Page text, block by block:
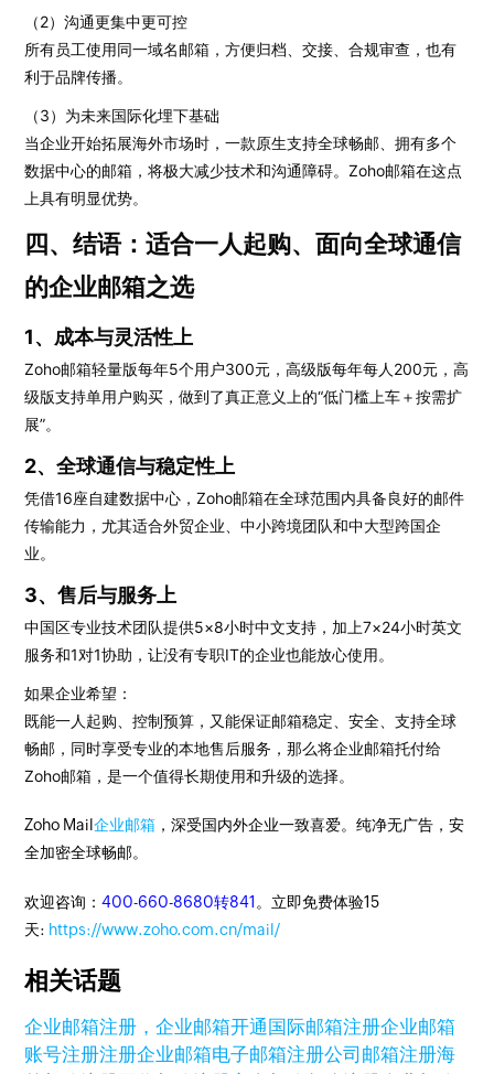
（2）沟通更集中更可控
所有员工使用同一域名邮箱，方便归档、交接、合规审查，也有
利于品牌传播。
（3）为未来国际化埋下基础
当企业开始拓展海外市场时，一款原生支持全球畅邮、拥有多个
数据中心的邮箱，将极大减少技术和沟通障碍。Zoho邮箱在这点
上具有明显优势。
四、结语：适合一人起购、面向全球通信
的企业邮箱之选
1、成本与灵活性上
Zoho邮箱轻量版每年5个用户300元，高级版每年每人200元，高
级版支持单用户购买，做到了真正意义上的“低门槛上车＋按需扩
展”。
2、全球通信与稳定性上
凭借16座自建数据中心，Zoho邮箱在全球范围内具备良好的邮件
传输能力，尤其适合外贸企业、中小跨境团队和中大型跨国企
业。
3、售后与服务上
中国区专业技术团队提供5×8小时中文支持，加上7×24小时英文
服务和1对1协助，让没有专职IT的企业也能放心使用。
如果企业希望：
既能一人起购、控制预算，又能保证邮箱稳定、安全、支持全球
畅邮，同时享受专业的本地售后服务，那么将企业邮箱托付给
Zoho邮箱，是一个值得长期使用和升级的选择。
Zoho Mail企业邮箱 ，深受国内外企业一致喜爱。纯净无广告，安
全加密全球畅邮。
欢迎咨询：400-660-8680转841 。立即免费体验15
天: https://www.zoho.com.cn/mail/
相关话题
企业邮箱注册，企业邮箱开通 国际邮箱注册企业邮箱
账号注册注册企业邮箱电子邮箱注册公司邮箱注册海